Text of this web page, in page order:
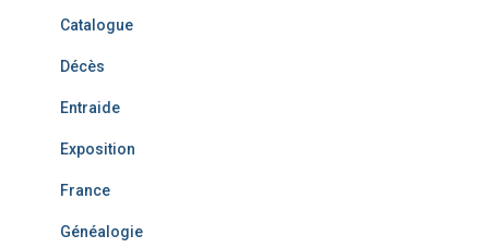
Catalogue
Décès
Entraide
Exposition
France
Généalogie